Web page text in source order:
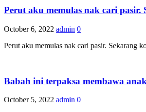
Perut aku memulas nak cari
October 6, 2022 admin 0
Perut aku memulas nak cari pasir. Sekarang
Babah ini terpaksa membawa
October 5, 2022 admin 0